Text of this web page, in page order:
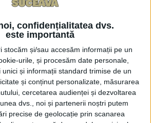
confidențialitatea dvs.
este importantă
stocăm și/sau accesăm informații pe un
urile, și procesăm date personale,
și informații standard trimise de un
și conținut personalizate, măsurarea
cercetarea audienței și dezvoltarea
dvs., noi și partenerii noștri putem
precise de geolocație prin scanarea
președinți ai Poloniei
Președintele Uniunii
Polonezilor din România,
suceveanul Ghervazen
Longher, decorat de
președintele Poloniei
2 MAI, 2022